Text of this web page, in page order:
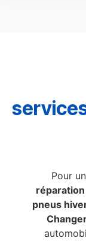
Pour
pneus